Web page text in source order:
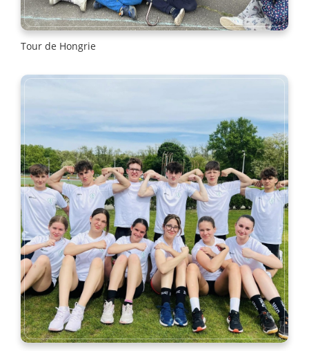
Tour de Hongrie